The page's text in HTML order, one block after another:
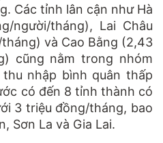
Các tỉnh lân cận như Hà
người/tháng), Lai Châu
và Cao Bằng (2,43
cũng nằm trong nhóm
nhập bình quân thấp
có đến 8 tỉnh thành có
3 triệu đồng/tháng, bao
Sơn La và Gia Lai.